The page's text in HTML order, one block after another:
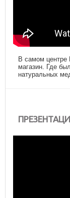
В самом центре
магазин. Где
натуральных